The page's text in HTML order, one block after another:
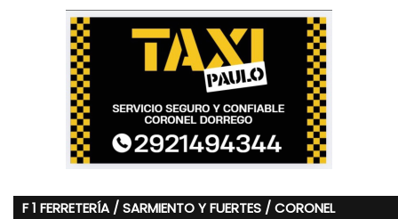
F 1 FERRETERÍA / SARMIENTO Y FUERTES / CORONEL